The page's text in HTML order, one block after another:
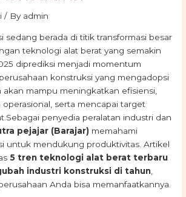
/ By admin
sedang berada di titik transformasi besar
teknologi alat berat yang semakin
diprediksi menjadi momentum
konstruksi yang mengadopsi
mampu meningkatkan efisiensi,
operasional, serta mencapai target
penyedia peralatan industri dan
pejajar (Barajar) memahami
untuk mendukung produktivitas. Artikel
5 tren teknologi alat berat terbaru
industri konstruksi di tahun
Anda bisa memanfaatkannya.